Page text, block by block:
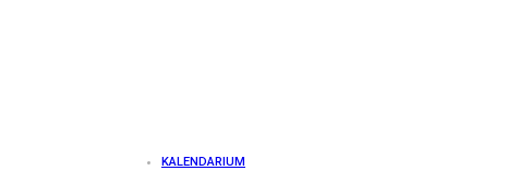
KALENDARIUM